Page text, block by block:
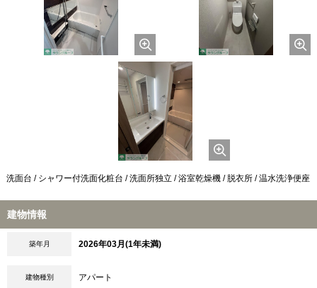
洗面台 / シャワー付洗面化粧台 / 洗面所独立 / 浴室乾燥機 / 脱衣所 / 温水洗浄便座
建物情報
築年月 2026年03月(1年未満)
建物種別 アパート